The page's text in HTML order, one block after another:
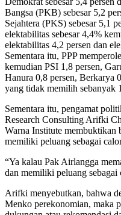
Bangsa (PKB) sebesar 5,2
Sejahtera (PKS) sebesar 5,1
elektabilitas sebesar 4,4%
elektabilitas 4,2 persen dan
Sementara itu, PPP
kemudian PSI 1,8 persen,
Hanura 0,8 persen, Berkarya
yang tidak memilih sebanyak
Sementara itu, pengamat
Research Consulting Arifki
Warna Institute membuktikan
memiliki peluang sebagai
“Ya kalau Pak Airlangga
dan memiliki peluang
Arifki menyebutkan, bahwa
Menko perekonomian, maka